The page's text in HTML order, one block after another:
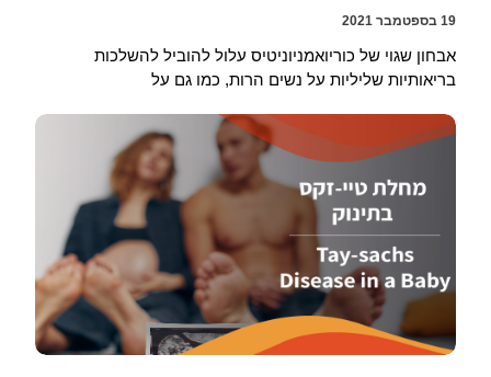
19 בספטמבר 2021
אבחון שגוי של כוריואמניוניטיס עלול להוביל להשלכות
בריאותיות שליליות על נשים הרות, כמו גם על